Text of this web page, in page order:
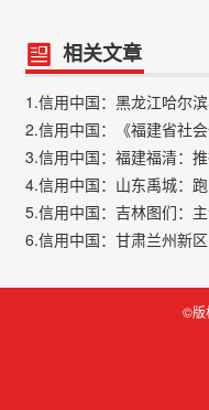
相关文章
©版